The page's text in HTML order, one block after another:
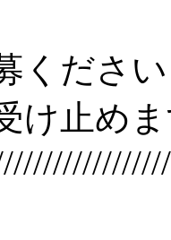
くださ
け止め